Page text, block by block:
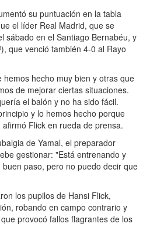
su puntuación en la tabla
el líder Real Madrid, que se
sábado en el Santiago Bernabéu, y
que venció también 4-0 al Rayo
hemos hecho muy bien y otras que
de mejorar ciertas situaciones.
el balón y no ha sido fácil.
y lo hemos hecho porque
Flick en rueda de prensa.
de Yamal, el preparador
gestionar: "Está entrenando y
paso, pero no puedo decir que
los pupilos de Hansi Flick,
robando en campo contrario y
provocó fallos flagrantes de los